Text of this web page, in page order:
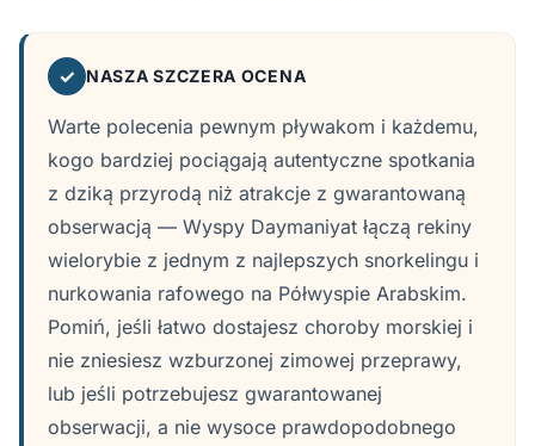
✓ NASZA SZCZERA OCENA
Warte polecenia pewnym pływakom i każdemu,
kogo bardziej pociągają autentyczne spotkania
z dziką przyrodą niż atrakcje z gwarantowaną
obserwacją — Wyspy Daymaniyat łączą rekiny
wielorybie z jednym z najlepszych snorkelingu i
nurkowania rafowego na Półwyspie Arabskim.
Pomiń, jeśli łatwo dostajesz choroby morskiej i
nie zniesiesz wzburzonej zimowej przeprawy,
lub jeśli potrzebujesz gwarantowanej
obserwacji, a nie wysoce prawdopodobnego